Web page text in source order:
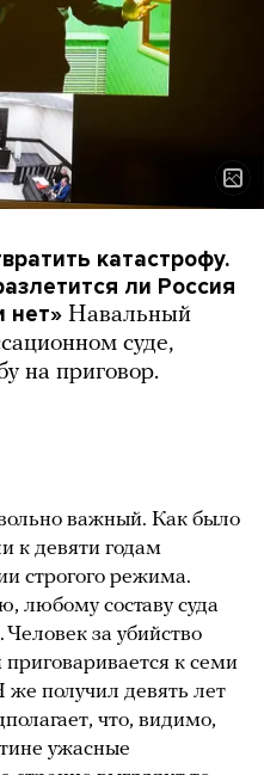
катастрофу.
ли Россия
нет» Навальный
суде,
на приговор.
важный. Как было
к девяти годам
строгого режима.
любому составу суда
Человек за убийство
к семи
получил девять лет
что, видимо,
ужасные